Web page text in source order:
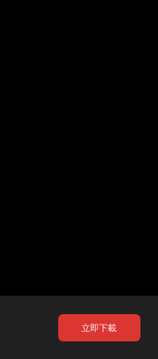
立即下載